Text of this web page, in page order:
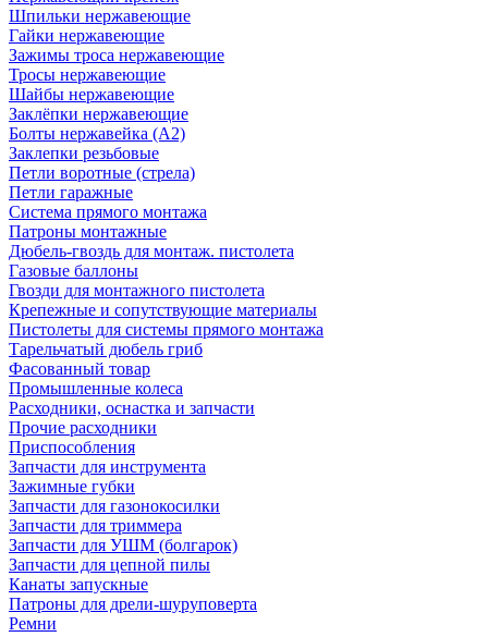
Шпильки нержавеющие
Гайки нержавеющие
Зажимы троса нержавеющие
Тросы нержавеющие
Шайбы нержавеющие
Заклёпки нержавеющие
Болты нержавейка (А2)
Заклепки резьбовые
Петли воротные (стрела)
Петли гаражные
Система прямого монтажа
Патроны монтажные
Дюбель-гвоздь для монтаж. пистолета
Газовые баллоны
Гвозди для монтажного пистолета
Крепежные и сопутствующие материалы
Пистолеты для системы прямого монтажа
Тарельчатый дюбель гриб
Фасованный товар
Промышленные колеса
Расходники, оснастка и запчасти
Прочие расходники
Приспособления
Запчасти для инструмента
Зажимные губки
Запчасти для газонокосилки
Запчасти для триммера
Запчасти для УШМ (болгарок)
Запчасти для цепной пилы
Канаты запускные
Патроны для дрели-шуруповерта
Ремни